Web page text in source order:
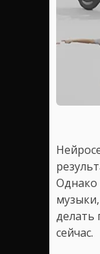
Однако
делать
сейчас.